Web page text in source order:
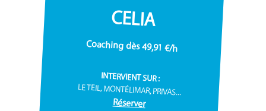
CELIA
Coaching dès 49,91 €/h
INTERVIENT SUR :
LE TEIL, MONTÉLIMAR, PRIVAS...
Réserver